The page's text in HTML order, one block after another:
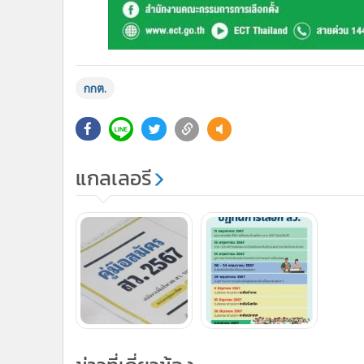
กกต.
แกลเลอรี